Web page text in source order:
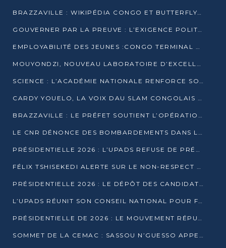
BRAZZAVILLE : WIKIPÉDIA CONGO ET BUTTERFLY SCELLENT UN PARTENARIAT POUR STRUCTURER LE BÉNÉVOLAT NUMÉRIQUE
GOUVERNER PAR LA PREUVE : L’EXIGENCE POLITIQUE DU XXIᵉ SIÈCLE
EMPLOYABILITÉ DES JEUNES :CONGO TERMINAL S’ALLIE À L’ESCIC POUR RAPPROCHER L’ÉCOLE DU TERRAIN
MOUYONDZI, NOUVEAU LABORATOIRE D’EXCELLENCE PÉDAGOGIQUE AVEC L’ENFICE
SCIENCE : L’ACADÉMIE NATIONALE RENFORCE SON ÉQUIPE ET TRACE SA FEUILLE DE ROUTE 2026
CARDY YOUELO, LA VOIX DAU SLAM CONGOLAIS QUI INTERPELLE LE MONDE
BRAZZAVILLE : LE PRÉFET SOUTIENT L’OPÉRATION « ZÉRO KULUNA » ET APPELLE À LA VIGILANCE CITOYENNE
LE CNR DÉNONCE DES BOMBARDEMENTS DANS LE POOL ET ACCUSE LE GOUVERNEMENT
PRÉSIDENTIELLE 2026 : L’UPADS REFUSE DE PRÉSENTER UN CANDIDAT ET DÉNONCE UN PROCESSUS NON CRÉDIBLE
FÉLIX TSHISEKEDI ALERTE SUR LE NON-RESPECT DES ENGAGEMENTS DE PAIX APRÈS SA RENCONTRE AVEC D. SASSOU-NGUESSO
PRÉSIDENTIELLE 2026 : LE DÉPÔT DES CANDIDATURES OUVERT DU 29 JANVIER AU 12 FÉVRIER
L’UPADS RÉUNIT SON CONSEIL NATIONAL POUR FIXER SA LIGNE POLITIQUE À DEUX MOIS DE LA PRÉSIDENTIELLE
PRÉSIDENTIELLE DE 2026 : LE MOUVEMENT RÉPUBLICAIN DÉNONCE UNE CONVOCATION ÉLECTORALE « OPAQUE ET PRÉCIPITÉE »
SOMMET DE LA CEMAC : SASSOU N’GUESSO APPELLE À LA VIGILANCE FACE AUX RISQUES ÉCONOMIQUES